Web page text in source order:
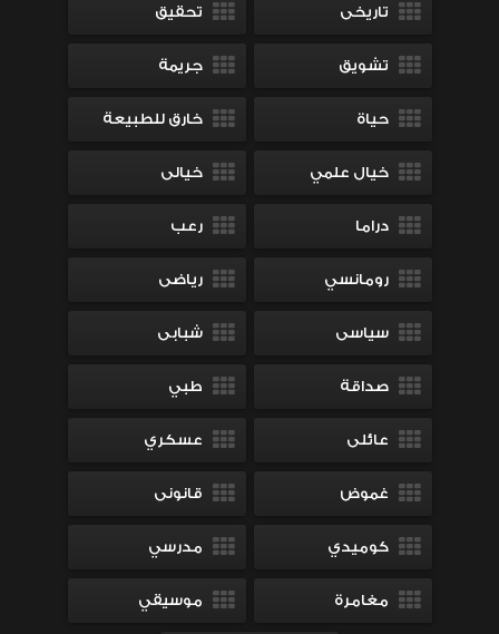
تاريخى تحقيق
تشويق جريمة
حياة خارق للطبيعة
خيال علمي خيالى
دراما رعب
رومانسي رياضى
سياسى شبابى
صداقة طبي
عائلى عسكري
غموض قانونى
كوميدي مدرسي
مغامرة موسيقي